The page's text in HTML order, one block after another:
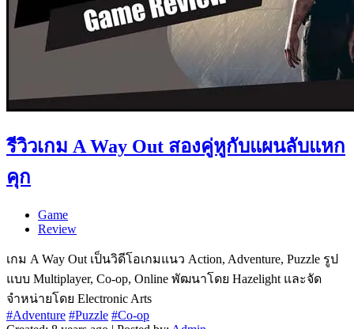
รีวิวเกม A Way Out สองคู่หูกับแผนลับแหก
คุก
Game
Review
เกม A Way Out เป็นวิดีโอเกมแนว Action, Adventure, Puzzle รูป
แบบ Multiplayer, Co-op, Online พัฒนาโดย Hazelight และจัด
จำหน่ายโดย Electronic Arts
#Adventure #Puzzle #Co-op